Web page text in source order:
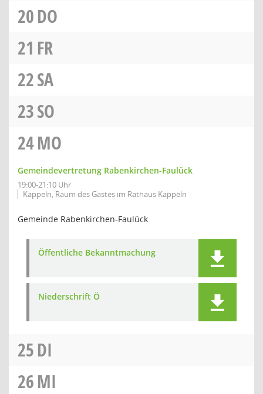
20DO
21 FR
22SA
23SO
24MO
Gemeindevertretung Rabenkirchen-Faulück
19:00-21:10 Uhr
Kappeln, Raum des Gastes im Rathaus Kappeln
Gemeinde Rabenkirchen-Faulück
Öffentliche Bekanntmachung
Niederschrift Ö
25DI
26MI